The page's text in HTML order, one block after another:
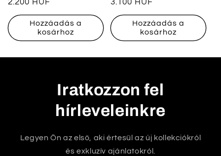
Normál
ár
2.200 HUF
Hozzáadás a
kosárhoz
Normál
ár
3.100 HUF
Hozzáadás a
kosárhoz
Iratkozzon fel
hírleveleinkre
Legyen Ön az első, aki értesül az új kollekciókról
és exkluzív ajánlatokról.